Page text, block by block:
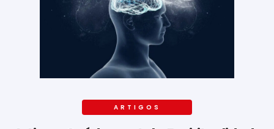
ARTIGOS